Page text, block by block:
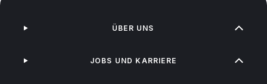
ÜBER UNS
JOBS UND KARRIERE